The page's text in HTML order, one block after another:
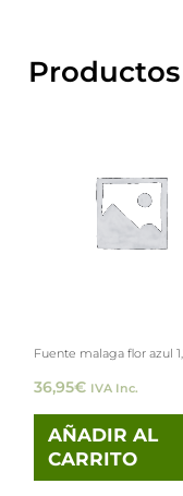
Fuente malaga flor azul
36,95€ IVA Inc.
AÑADIR AL
CARRITO